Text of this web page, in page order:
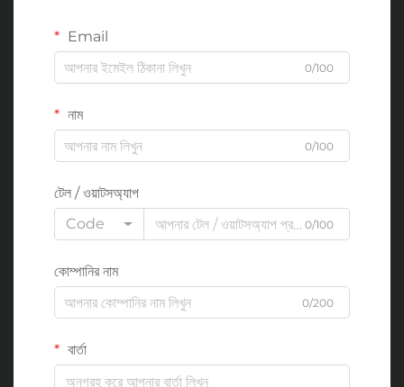
Email
0/100
নাম
0/100
টেল / ওয়াটসঅ্যাপ
Code
0/100
কোম্পানির নাম
0/200
বার্তা